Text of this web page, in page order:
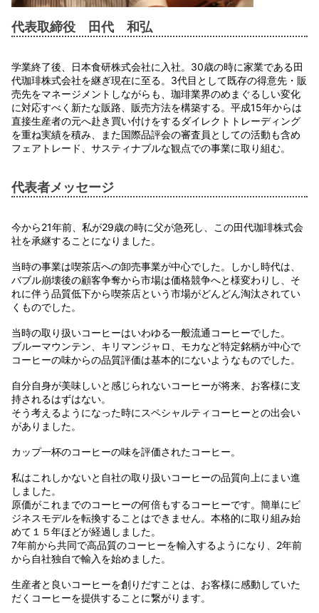
代表取締役 田代 和弘
学業終了後、日本食研株式会社に入社。30歳の時に家業である田
代珈琲株式会社を継ぎ現在に至る。3代目として既存の得意先・販
売先をマネージメントしながらも、珈琲業界のめまぐるしい変化
に対応すべく新たな販路、販売方法を構築する。平成15年からは
直接生産者の元へ赴き買い付けをするダイレクトトレーディング
を重ね実績を積み、また国際品評会の審査員としての活動も含め
フェアトレード、サスティナブルな観点での事業に取り組む。
代表者メッセージ
今から21年前、私が29歳の時に父が急死し、この田代珈琲株式会
社を承継することになりました。
当時の事業は喫茶店への卸売事業が中心でした。しかし時代は、
バブル崩壊後の顧客争奪から市場は価格競争へと様変わりし、そ
れに伴う品質低下から喫茶店という市場がどんどん淘汰されてい
くものでした。
当時の取り扱いコーヒーはいわゆる一般流通コーヒーでした。
ブルーマウンテン、キリマンジャロ、モカなど特定銘柄が中心で
コーヒーの味からの品質評価は基本的にないようなものでした。
自分自身が美味しいと感じられないコーヒーが将来、お客様に支
持されるはずはない。
そう考えるようになった時にスペシャルティコーヒーとの出会い
がありました。
カップ一杯のコーヒーの味を評価されたコーヒー。
私はこれしかないと自社の取り扱いコーヒーの品質向上にまい進
しました。
原価がこれまでのコーヒーの何倍もするコーヒーです。簡単にビ
ジネスモデルを転換することはできません。本格的に取り組み始
めて１５年ほどが経過しました。
7年前から共同で高品質のコーヒーを輸入するようになり、2年前
から自社独自で輸入を始めました。
生産者と良いコーヒーを創りだすことは、お客様に感動していた
だくコーヒーを提供することに繋がります。